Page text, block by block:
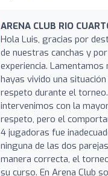
ARENA CLUB RIO
Hola Luis, gracias por
de nuestras canchas y
experiencia. Lamentamos
hayas vivido una
respeto durante el
intervenimos con la
respeto, pero el
4 jugadoras fue
ninguna de las dos
manera correcta, el
su curso. En Arena Club